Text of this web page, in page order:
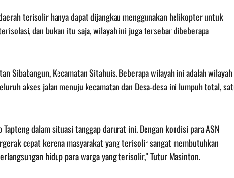
terisolir hanya dapat dijangkau menggunakan helikopter untuk
dan bukan itu saja, wilayah ini juga tersebar dibeberapa
Sibabangun, Kecamatan Sitahuis. Beberapa wilayah ini adalah wilayah
akses jalan menuju kecamatan dan Desa-desa ini lumpuh total,
dalam situasi tanggap darurat ini. Dengan kondisi para ASN
cepat kerena masyarakat yang terisolir sangat membutuhkan
hidup para warga yang terisolir,” Tutur Masinton.